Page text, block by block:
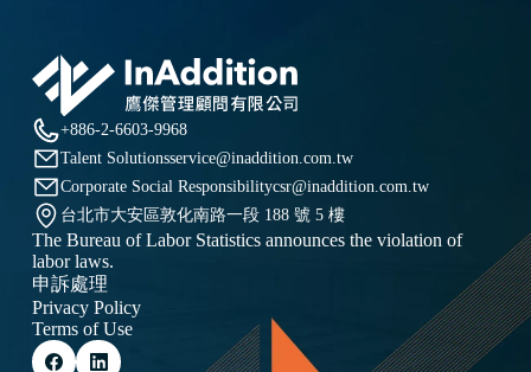
+886-2-6603-9968
Talent Solutionsservice@inaddition.com.tw
Corporate Social Responsibilitycsr@inaddition.com.tw
台北市大安區敦化南路一段 188 號 5 樓
The Bureau of Labor Statistics announces the violation of
labor laws.
申訴處理
Privacy Policy
Terms of Use